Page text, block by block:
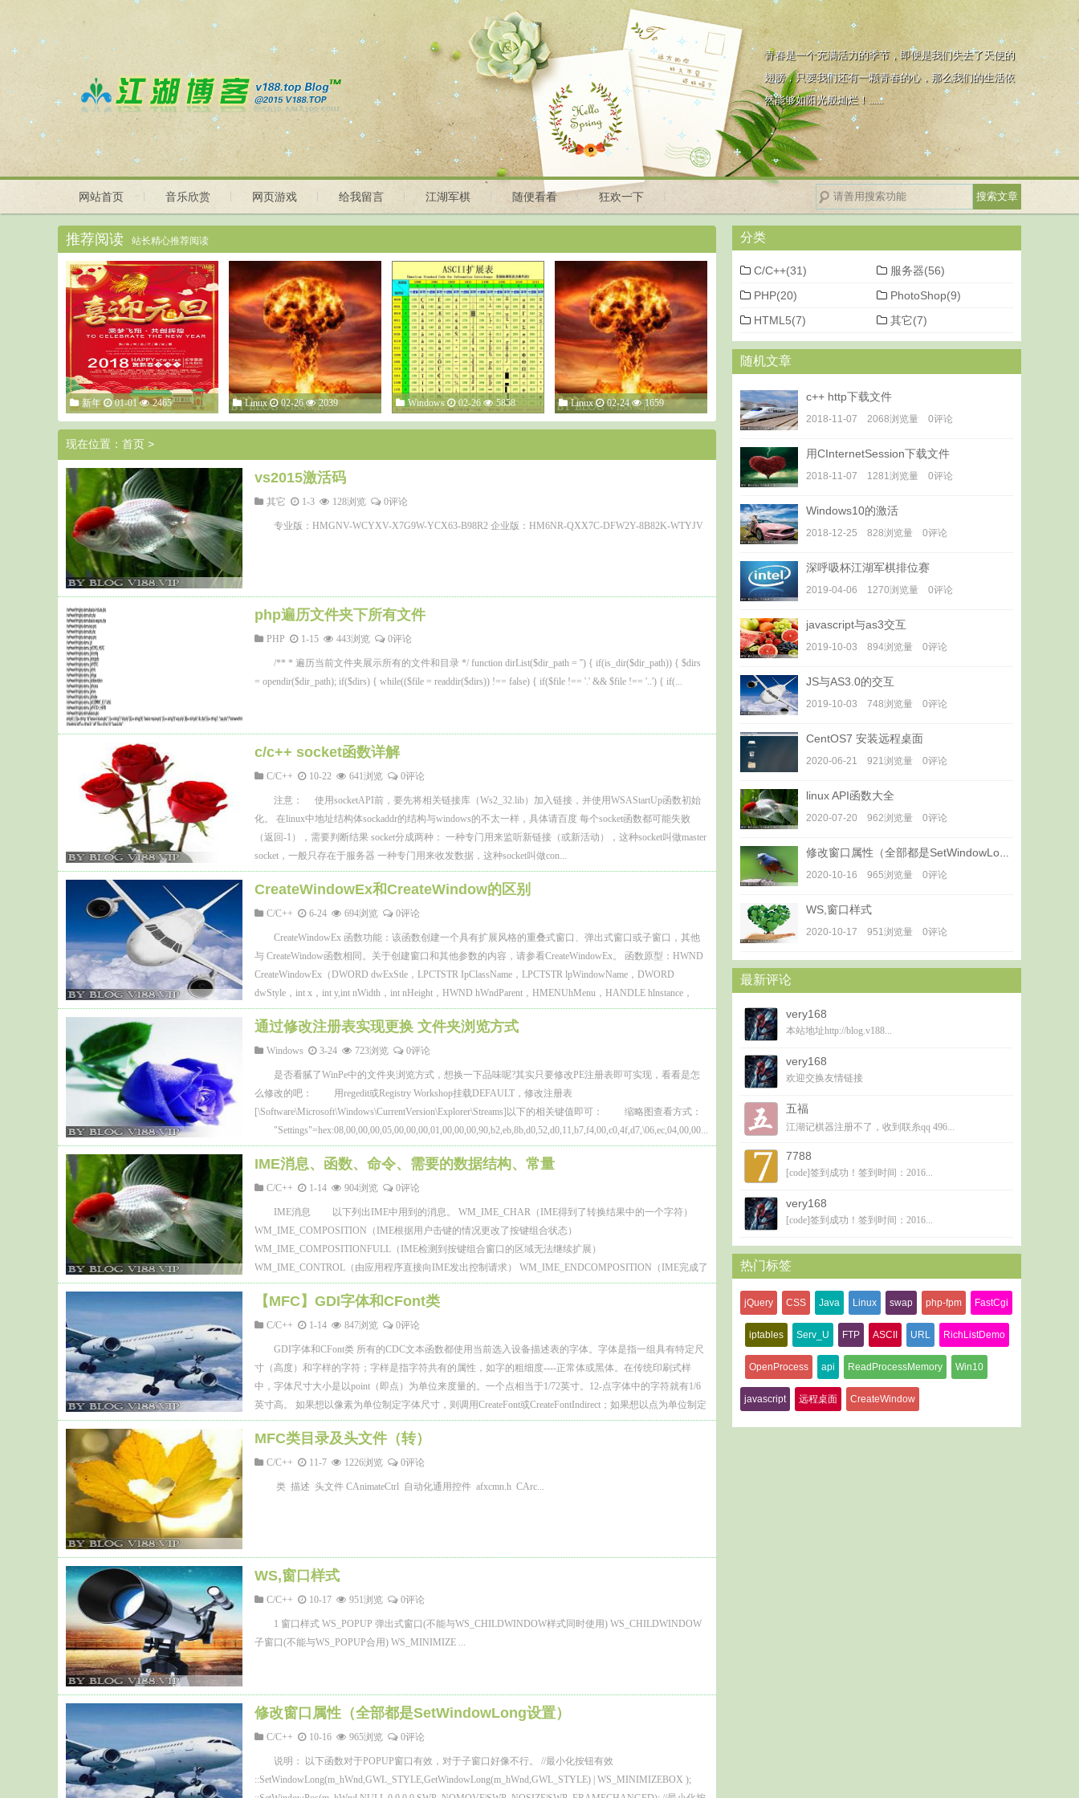
青春是一个充满活力的季节，即便是我们失去了天使的
翅膀，只要我们还有一颗青春的心，那么我们的生活依
然能够如阳光般灿烂！......
网站首页 音乐欣赏 网页游戏 给我留言 江湖军棋 随便看看 狂欢一下
推荐阅读 站长精心推荐阅读
新年 01-01 2465 Linux 02-26 2039 Windows 02-26 5858 Linux 02-24 1659
现在位置： 首页 >
vs2015激活码
其它 1-3 128浏览 0评论
专业版：HMGNV-WCYXV-X7G9W-YCX63-B98R2 企业版：HM6NR-QXX7C-DFW2Y-8B82K-WTYJV
php遍历文件夹下所有文件
PHP 1-15 443浏览 0评论
/** * 遍历当前文件夹展示所有的文件和目录 */ function dirList($dir_path = '') { if(is_dir($dir_path)) { $dirs
= opendir($dir_path); if($dirs) { while(($file = readdir($dirs)) !== false) { if($file !== '.' && $file !== '..') { if(...
c/c++ socket函数详解
C/C++ 10-22 641浏览 0评论
注意： 使用socketAPI前，要先将相关链接库（Ws2_32.lib）加入链接，并使用WSAStartUp函数初始
化。 在linux中地址结构体sockaddr的结构与windows的不太一样，具体请百度 每个socket函数都可能失败
（返回-1），需要判断结果 socket分成两种： 一种专门用来监听新链接（或新活动），这种socket叫做master
socket，一般只存在于服务器 一种专门用来收发数据，这种socket叫做con...
CreateWindowEx和CreateWindow的区别
C/C++ 6-24 694浏览 0评论
CreateWindowEx 函数功能：该函数创建一个具有扩展风格的重叠式窗口、弹出式窗口或子窗口，其他
与 CreateWindow函数相同。关于创建窗口和其他参数的内容，请参看CreateWindowEx。 函数原型：HWND
CreateWindowEx（DWORD dwExStle，LPCTSTR IpClassName，LPCTSTR lpWindowName，DWORD
dwStyle，int x，int y,int nWidth，int nHeight，HWND hWndParent，HMENUhMenu，HANDLE hlnstance，
LPVOIDlpParam）...
通过修改注册表实现更换 文件夹浏览方式
Windows 3-24 723浏览 0评论
是否看腻了WinPe中的文件夹浏览方式，想换一下品味呢?其实只要修改PE注册表即可实现，看看是怎
么修改的吧： 用regedit或Registry Workshop挂载DEFAULT，修改注册表
[\Software\Microsoft\Windows\CurrentVersion\Explorer\Streams]以下的相关键值即可： 缩略图查看方式：
"Settings"=hex:08,00,00,00,05,00,00,00,01,00,00,00,90,b2,eb,8b,d0,52,d0,11,b7,f4,00,c0,4f,d7,\06,ec,04,00,00...
IME消息、函数、命令、需要的数据结构、常量
C/C++ 1-14 904浏览 0评论
IME消息 以下列出IME中用到的消息。 WM_IME_CHAR（IME得到了转换结果中的一个字符）
WM_IME_COMPOSITION（IME根据用户击键的情况更改了按键组合状态）
WM_IME_COMPOSITIONFULL（IME检测到按键组合窗口的区域无法继续扩展）
WM_IME_CONTROL（由应用程序直接向IME发出控制请求） WM_IME_ENDCOMPOSITION（IME完成了
对用户击键情况的组合） WM_IME_KEYDOWN（检测到“键盘上的某键被按下”的动作，同时在...
【MFC】GDI字体和CFont类
C/C++ 1-14 847浏览 0评论
GDI字体和CFont类 所有的CDC文本函数都使用当前选入设备描述表的字体。字体是指一组具有特定尺
寸（高度）和字样的字符；字样是指字符共有的属性，如字的粗细度----正常体或黑体。在传统印刷式样
中，字体尺寸大小是以point（即点）为单位来度量的。一个点相当于1/72英寸。12-点字体中的字符就有1/6
英寸高。 如果想以像素为单位制定字体尺寸，则调用CreateFont或CreateFontIndirect；如果想以点为单位制定
字体尺寸，则调用CreatePointFont或CreatePointFontIndirect。 使用CreateFont函...
MFC类目录及头文件（转）
C/C++ 11-7 1226浏览 0评论
类 描述 头文件 CAnimateCtrl 自动化通用控件 afxcmn.h CArc...
WS,窗口样式
C/C++ 10-17 951浏览 0评论
1 窗口样式 WS_POPUP 弹出式窗口(不能与WS_CHILDWINDOW样式同时使用) WS_CHILDWINDOW
子窗口(不能与WS_POPUP合用) WS_MINIMIZE ...
修改窗口属性（全部都是SetWindowLong设置）
C/C++ 10-16 965浏览 0评论
说明： 以下函数对于POPUP窗口有效，对于子窗口好像不行。 //最小化按钮有效
::SetWindowLong(m_hWnd,GWL_STYLE,GetWindowLong(m_hWnd,GWL_STYLE) | WS_MINIMIZEBOX );
分类
C/C++(31)
服务器(56)
PHP(20)
PhotoShop(9)
HTML5(7)
其它(7)
随机文章
c++ http下载文件
2018-11-07 2068浏览量 0评论
用CInternetSession下载文件
2018-11-07 1281浏览量 0评论
Windows10的激活
2018-12-25 828浏览量 0评论
深呼吸杯江湖军棋排位赛
2019-04-06 1270浏览量 0评论
javascript与as3交互
2019-10-03 894浏览量 0评论
JS与AS3.0的交互
2019-10-03 748浏览量 0评论
CentOS7 安装远程桌面
2020-06-21 921浏览量 0评论
linux API函数大全
2020-07-20 962浏览量 0评论
修改窗口属性（全部都是SetWindowLong设置）
2020-10-16 965浏览量 0评论
WS,窗口样式
2020-10-17 951浏览量 0评论
最新评论
very168
本站地址http://blog.v188...
very168
欢迎交换友情链接
五福
江湖记棋器注册不了，收到联糸qq 496...
7788
[code]签到成功！签到时间：2016...
very168
[code]签到成功！签到时间：2016...
热门标签
jQuery CSS Java Linux swap php-fpm FastCgi
iptables Serv_U FTP ASCII URL RichListDemo
OpenProcess api ReadProcessMemory Win10
javascript 远程桌面 CreateWindow